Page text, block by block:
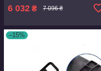
6 032 ₴ 7 096 ₴
–15%